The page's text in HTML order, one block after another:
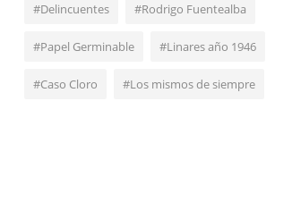
#Delincuentes #Rodrigo Fuentealba
#Papel Germinable #Linares año 1946
#Caso Cloro #Los mismos de siempre